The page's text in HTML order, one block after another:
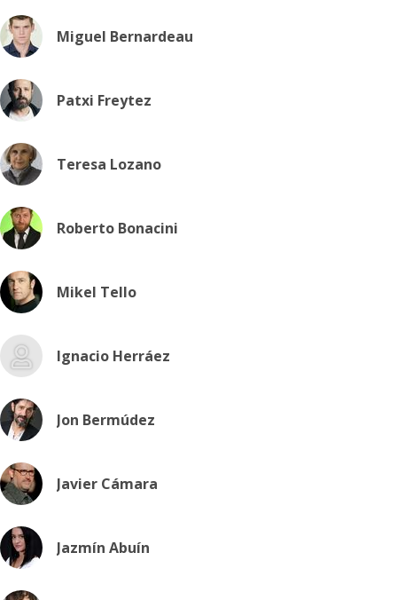
Miguel Bernardeau
Patxi Freytez
Teresa Lozano
Roberto Bonacini
Mikel Tello
Ignacio Herráez
Jon Bermúdez
Javier Cámara
Jazmín Abuín